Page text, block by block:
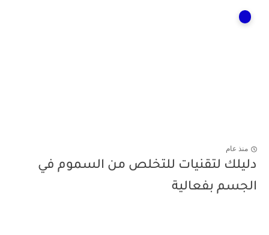
منذ عام
دليلك لتقنيات للتخلص من السموم في
الجسم بفعالية